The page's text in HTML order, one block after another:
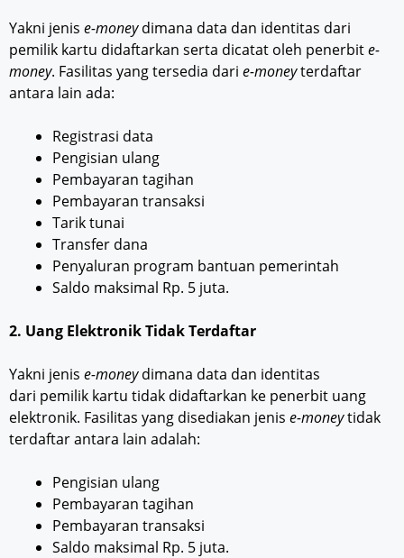
Yakni jenis e-moneydimana data dan identitas dari
pemilik kartu didaftarkan serta dicatat oleh penerbite-
money. Fasilitas yang tersedia dari e-moneyterdaftar
antara lain ada:
Registrasi data
Pengisian ulang
Pembayaran tagihan
Pembayaran transaksi
Tarik tunai
Transfer dana
Penyaluran program bantuan pemerintah
Saldo maksimal Rp. 5 juta.
2. Uang Elektronik Tidak Terdaftar
Yakni jenis e-moneydimana data dan identitas
dari pemilik kartu tidak didaftarkan ke penerbit uang
elektronik. Fasilitas yang disediakan jenis e-moneytidak
terdaftar antara lain adalah:
Pengisian ulang
Pembayaran tagihan
Pembayaran transaksi
Saldo maksimal Rp. 5 juta.